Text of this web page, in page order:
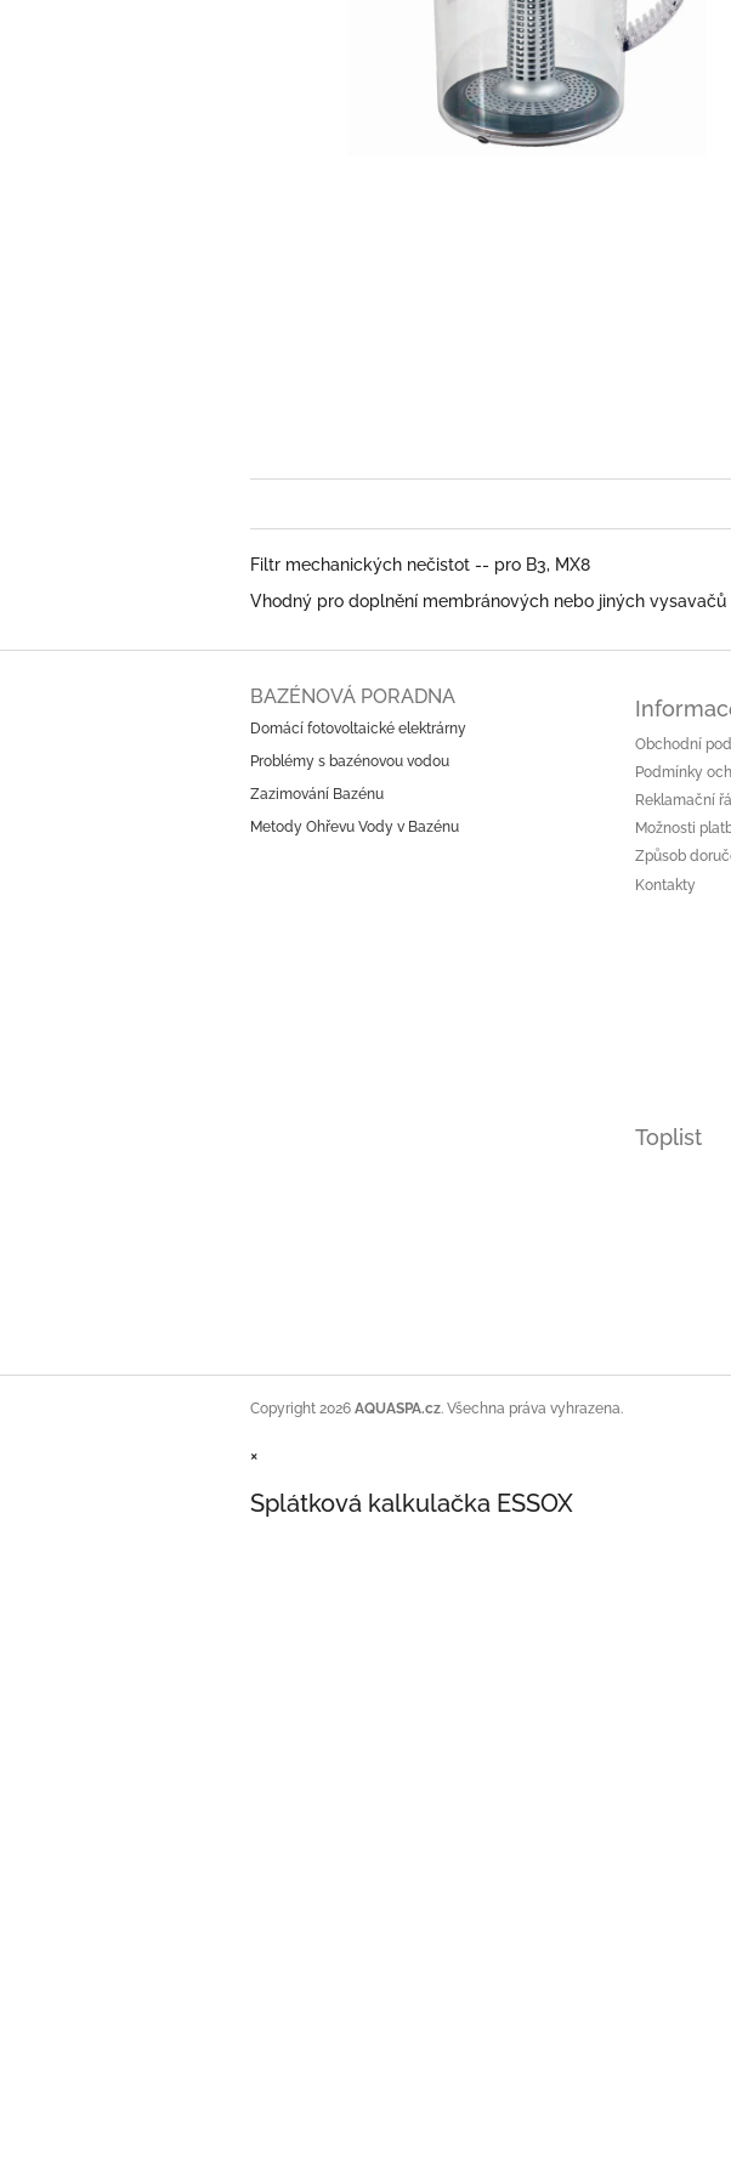
Filtr mechanických nečistot -- pro B3, MX8
Vhodný pro doplnění membránových nebo jiných
BAZÉNOVÁ PORADNA
Domácí fotovoltaické elektrárny
Problémy s bazénovou vodou
Zazimování Bazénu
Metody Ohřevu Vody v Bazénu
Obchodní
Podmínky
Reklamační
Možnosti
Způsob
Kontakty
Toplist
Copyright 2026 AQUASPA.cz. Všechna práva vyhrazena.
×
Splátková kalkulačka ESSOX